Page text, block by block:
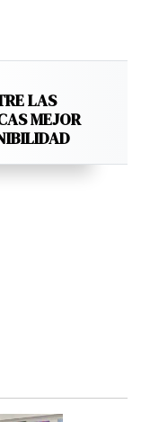
LAS
MEJOR